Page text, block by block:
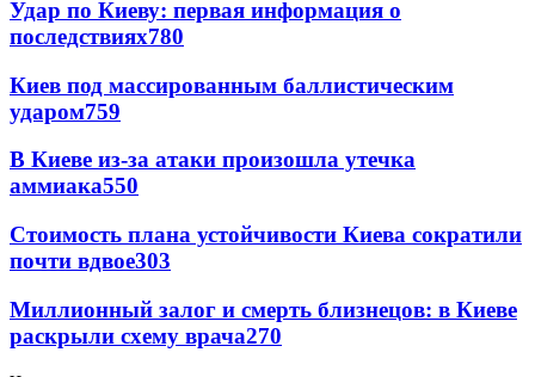
Удар по Киеву: первая информация о
последствиях780
Киев под массированным баллистическим
ударом759
В Киеве из-за атаки произошла утечка
аммиака550
Стоимость плана устойчивости Киева сократили
почти вдвое303
Миллионный залог и смерть близнецов: в Киеве
раскрыли схему врача270